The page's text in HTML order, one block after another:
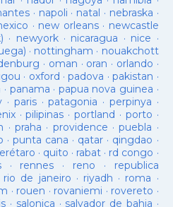
· napoli · natal · nebraska ·
· new orleans· newcastle
· newyork· nicaragua · nice ·
· nottingham · nouakchott
· oman · oran · orlando ·
· oxford ·padova ·pakistan ·
· panama · papua nova guinea ·
· paris·patagonia · perpinya ·
·pilipinas ·portland · porto ·
·praha · providence ·puebla ·
·punta cana · qatar · qingdao ·
· quito · rabat · rd congo ·
· rennes · reno · republica
rio de janeiro · riyadh · roma ·
· rouen · rovaniemi · rovereto ·
· salonica · salvador de bahia ·